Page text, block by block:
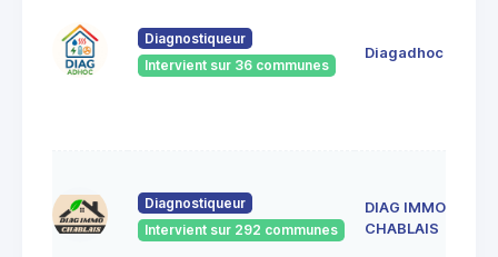
Diagnostiqueur
Intervient sur 36 communes
Diagadhoc
Diagnostiqueur
Intervient sur 292 communes
DIAG IMMO
CHABLAIS